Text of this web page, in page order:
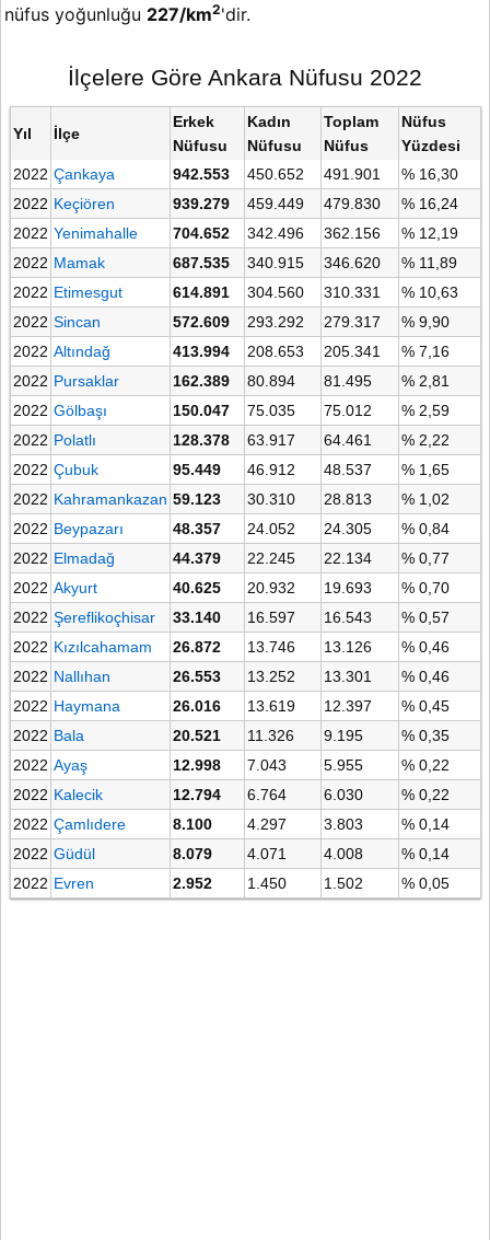
nüfus yoğunluğu 227/km2'dir.
İlçelere Göre Ankara Nüfusu 2022
Yıl İlçe
Erkek
Nüfusu
Kadın
Nüfusu
Toplam
Nüfus
Nüfus
Yüzdesi
2022 Çankaya 942.553 450.652 491.901
% 16,30
2022 Keçiören 939.279 459.449 479.830
% 16,24
2022 Yenimahalle 704.652 342.496 362.156
% 12,19
2022 Mamak 687.535 340.915 346.620
% 11,89
2022 Etimesgut 614.891 304.560 310.331
% 10,63
2022 Sincan 572.609 293.292 279.317
% 9,90
2022 Altındağ 413.994 208.653 205.341
% 7,16
2022 Pursaklar 162.389 80.894 81.495
% 2,81
2022 Gölbaşı 150.047 75.035 75.012
% 2,59
2022 Polatlı 128.378 63.917 64.461
% 2,22
2022 Çubuk 95.449 46.912 48.537
% 1,65
2022 Kahramankazan 59.123 30.310 28.813
% 1,02
2022 Beypazarı 48.357 24.052 24.305
% 0,84
2022 Elmadağ 44.379 22.245 22.134
% 0,77
2022 Akyurt 40.625 20.932 19.693
% 0,70
2022 Şereflikoçhisar 33.140 16.597 16.543
% 0,57
2022 Kızılcahamam 26.872 13.746 13.126
% 0,46
2022 Nallıhan 26.553 13.252 13.301
% 0,46
2022 Haymana 26.016 13.619 12.397
% 0,45
2022 Bala 20.521 11.326 9.195
% 0,35
2022 Ayaş 12.998 7.043 5.955
% 0,22
2022 Kalecik 12.794 6.764 6.030
% 0,22
2022 Çamlıdere 8.100 4.297 3.803
% 0,14
2022 Güdül 8.079 4.071 4.008
% 0,14
2022 Evren 2.952 1.450 1.502 % 0,05